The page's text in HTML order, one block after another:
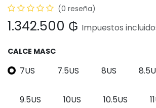
(0 reseña)
1.342.500 ₲ Impuestos
CALCE MASC
7US 7.5US 8US
9.5US 10US 10.5US